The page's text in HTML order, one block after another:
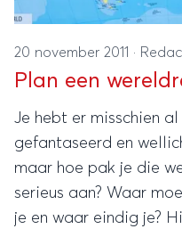
20 november 2011 ·
Plan een
Je hebt er misschien
gefantaseerd en
maar hoe pak je die
serieus aan? Waar
je en waar eindig je?